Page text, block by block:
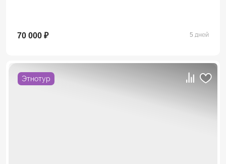
70 000 ₽ 5 дней
Этнотур